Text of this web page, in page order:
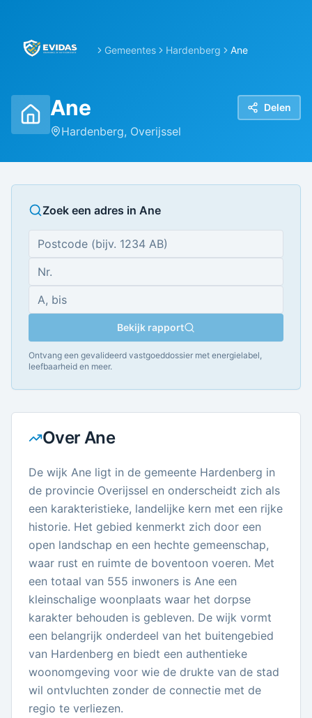
Gemeentes Hardenberg Ane
Ane
Hardenberg, Overijssel
Delen
Zoek een adres in Ane
Bekijk rapport
Ontvang een gevalideerd vastgoeddossier met energielabel,
leefbaarheid en meer.
Over Ane
De wijk Ane ligt in de gemeente Hardenberg in
de provincie Overijssel en onderscheidt zich als
een karakteristieke, landelijke kern met een rijke
historie. Het gebied kenmerkt zich door een
open landschap en een hechte gemeenschap,
waar rust en ruimte de boventoon voeren. Met
een totaal van 555 inwoners is Ane een
kleinschalige woonplaats waar het dorpse
karakter behouden is gebleven. De wijk vormt
een belangrijk onderdeel van het buitengebied
van Hardenberg en biedt een authentieke
woonomgeving voor wie de drukte van de stad
wil ontvluchten zonder de connectie met de
regio te verliezen.